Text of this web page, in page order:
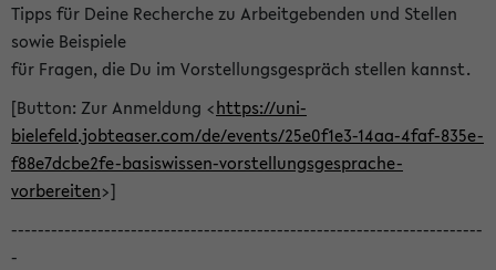
Tipps für Deine Recherche zu Arbeitgebenden und Stellen
sowie Beispiele
für Fragen, die Du im Vorstellungsgespräch stellen kannst.
[Button: Zur Anmeldung <https://uni-
bielefeld.jobteaser.com/de/events/25e0f1e3-14aa-4faf-835e-
f88e7dcbe2fe-basiswissen-vorstellungsgesprache-
vorbereiten>]
-----------------------------------------------------------------------
-